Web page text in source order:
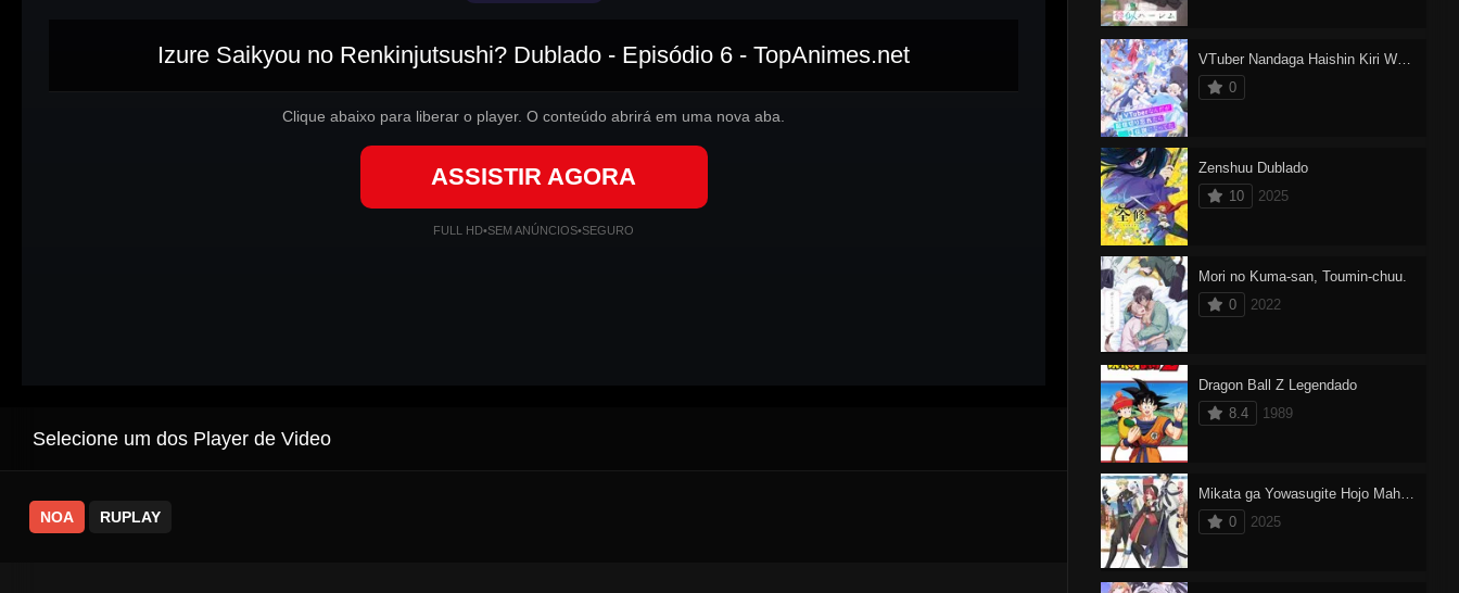
Izure Saikyou no Renkinjutsushi? Dublado - Episódio 6 - TopAnimes.net
Clique abaixo para liberar o player. O conteúdo abrirá em uma nova aba.
ASSISTIR AGORA
FULL HD•SEM ANÚNCIOS•SEGURO
Selecione um dos Player de Video
NOA RUPLAY
VTuber Nandaga Haishin Kiri Wasuretara Densetsu ni Natteta
0
Zenshuu Dublado
10
2025
Mori no Kuma-san, Toumin-chuu.
0
2022
Dragon Ball Z Legendado
8.4
1989
Mikata ga Yowasugite Hojo Mahou ni Tesshiteita Kyuutei Mahoushi, Tsuihou sarete Saikyou wo Mezashimasu
0
2025